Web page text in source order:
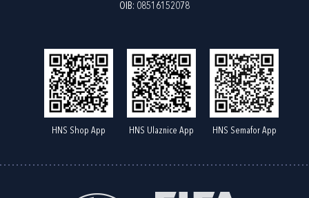
OIB: 08516152078
HNS Shop App HNS Ulaznice App HNS Semafor App